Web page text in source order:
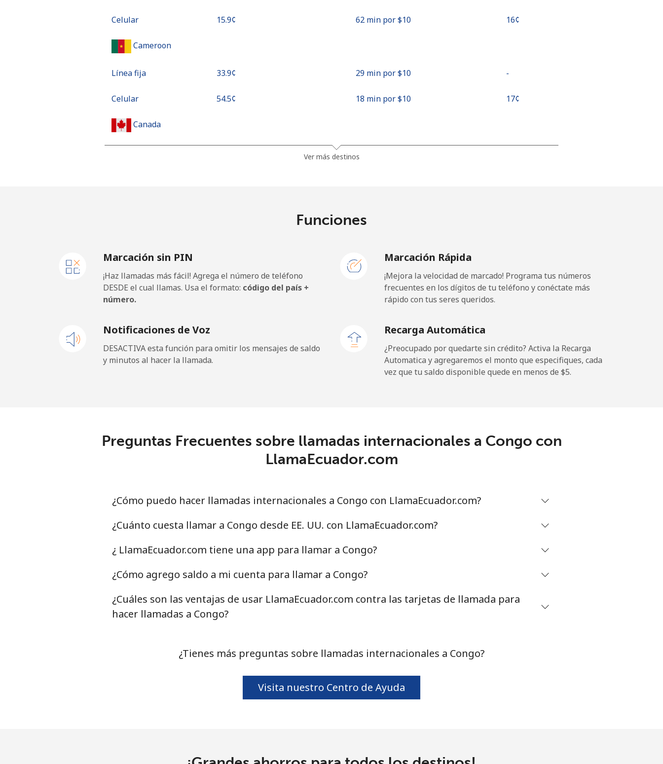
Celular ⁦15.9¢⁩ 62 min por ⁦$10⁩ ⁦16¢⁩
Cameroon
Línea fija ⁦33.9¢⁩ 29 min por ⁦$10⁩ -
Celular ⁦54.5¢⁩ 18 min por ⁦$10⁩ ⁦17¢⁩
Canada
Caribbean Netherlands
Línea fija ⁦23.5¢⁩ 42 min por ⁦$10⁩ -
Cayman Islands
Línea fija 50 min por ⁦$10⁩ -
Línea fija ⁦88.5¢⁩ 11 min por ⁦$10⁩ -
13 min por ⁦$10⁩
Línea fija ⁦78.9¢⁩ 12 min por ⁦$10⁩
Celular ⁦71.5¢⁩ 13 min por ⁦$10⁩
Chile
Línea fija ⁦4.5¢⁩ 222 min por ⁦$10⁩ -
⁦1.7¢⁩ 588 min por ⁦$10⁩
Christmas Island
Ver más destinos
Funciones
Marcación sin PIN
¡Haz llamadas más fácil! Agrega el número de teléfono
DESDE el cual llamas. Usa el formato: código del país +
número.
Marcación Rápida
¡Mejora la velocidad de marcado! Programa tus números
frecuentes en los dígitos de tu teléfono y conéctate más
rápido con tus seres queridos.
Notificaciones de Voz
DESACTIVA esta función para omitir los mensajes de saldo
y minutos al hacer la llamada.
Recarga Automática
¿Preocupado por quedarte sin crédito? Activa la Recarga
Automatica y agregaremos el monto que especifiques, cada
vez que tu saldo disponible quede en menos de ⁦$5⁩.
Preguntas Frecuentes sobre llamadas internacionales a Congo con
LlamaEcuador.com
¿Cómo puedo hacer llamadas internacionales a Congo con LlamaEcuador.com?
¿Cuánto cuesta llamar a Congo desde EE. UU. con LlamaEcuador.com?
¿ LlamaEcuador.com tiene una app para llamar a Congo?
¿Cómo agrego saldo a mi cuenta para llamar a Congo?
¿Cuáles son las ventajas de usar LlamaEcuador.com contra las tarjetas de llamada para
hacer llamadas a Congo?
¿Tienes más preguntas sobre llamadas internacionales a Congo?
Visita nuestro Centro de Ayuda